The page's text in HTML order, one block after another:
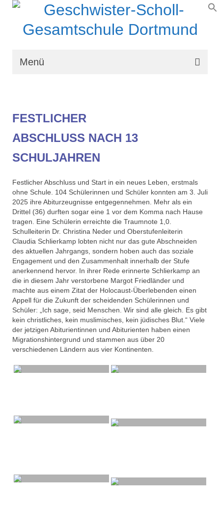
Menü
Kontakt
FESTLICHER
ABSCHLUSS NACH 13
SCHULJAHREN
Festlicher Abschluss und Start in ein neues Leben, erstmals
ohne Schule. 104 Schülerinnen und Schüler konnten am 3. Juli
2025 ihre Abiturzeugnisse entgegennehmen. Mehr als ein
Drittel (36) durften sogar eine 1 vor dem Komma nach Hause
tragen. Eine Schülerin erreichte die Traumnote 1,0.
Schulleiterin Dr. Christina Neder und Oberstufenleiterin
Claudia Schlierkamp lobten nicht nur das gute Abschneiden
des aktuellen Jahrgangs, sondern hoben auch das soziale
Engagement und den Zusammenhalt innerhalb der Stufe
anerkennend hervor. In ihrer Rede erinnerte Schlierkamp an
die in diesem Jahr verstorbene Margot Friedländer und
machte aus einem Zitat der Holocaust-Überlebenden einen
Appell für die Zukunft der scheidenden Schülerinnen und
Schüler: „Ich sage, seid Menschen. Wir sind alle gleich. Es gibt
kein christliches, kein muslimisches, kein jüdisches Blut.“ Viele
der jetzigen Abiturientinnen und Abiturienten haben einen
Migrationshintergrund und stammen aus über 20
verschiedenen Ländern aus vier Kontinenten.